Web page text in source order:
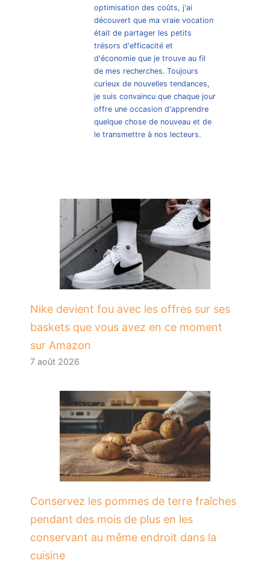
optimisation des coûts, j'ai
découvert que ma vraie vocation
était de partager les petits
trésors d'efficacité et
d'économie que je trouve au fil
de mes recherches. Toujours
curieux de nouvelles tendances,
je suis convaincu que chaque jour
offre une occasion d'apprendre
quelque chose de nouveau et de
le transmettre à nos lecteurs.
Nike devient fou avec les offres sur ses
baskets que vous avez en ce moment
sur Amazon
7 août 2026
Conservez les pommes de terre fraîches
pendant des mois de plus en les
conservant au même endroit dans la
cuisine